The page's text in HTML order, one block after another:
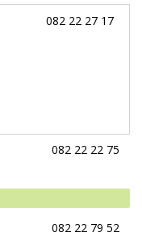
082 22 27 17
082 22 22 75
082 22 79 52